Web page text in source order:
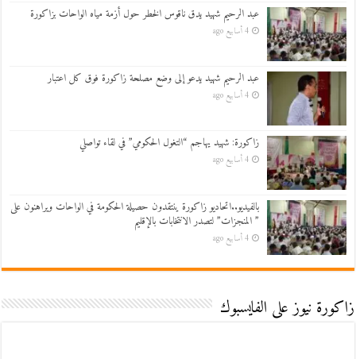
عبد الرحيم شهيد يدق ناقوس الخطر حول أزمة مياه الواحات بزاكورة
4 أسابيع ago
عبد الرحيم شهيد يدعو إلى وضع مصلحة زاكورة فوق كل اعتبار
4 أسابيع ago
زاكورة: شهيد يهاجم “التغول الحكومي” في لقاء تواصلي
4 أسابيع ago
بالفيديو..اتحاديو زاكورة ينتقدون حصيلة الحكومة في الواحات ويراهنون على
” المنجزات” لتصدر الانتخابات بالإقليم
4 أسابيع ago
زاكورة نيوز على الفايسبوك